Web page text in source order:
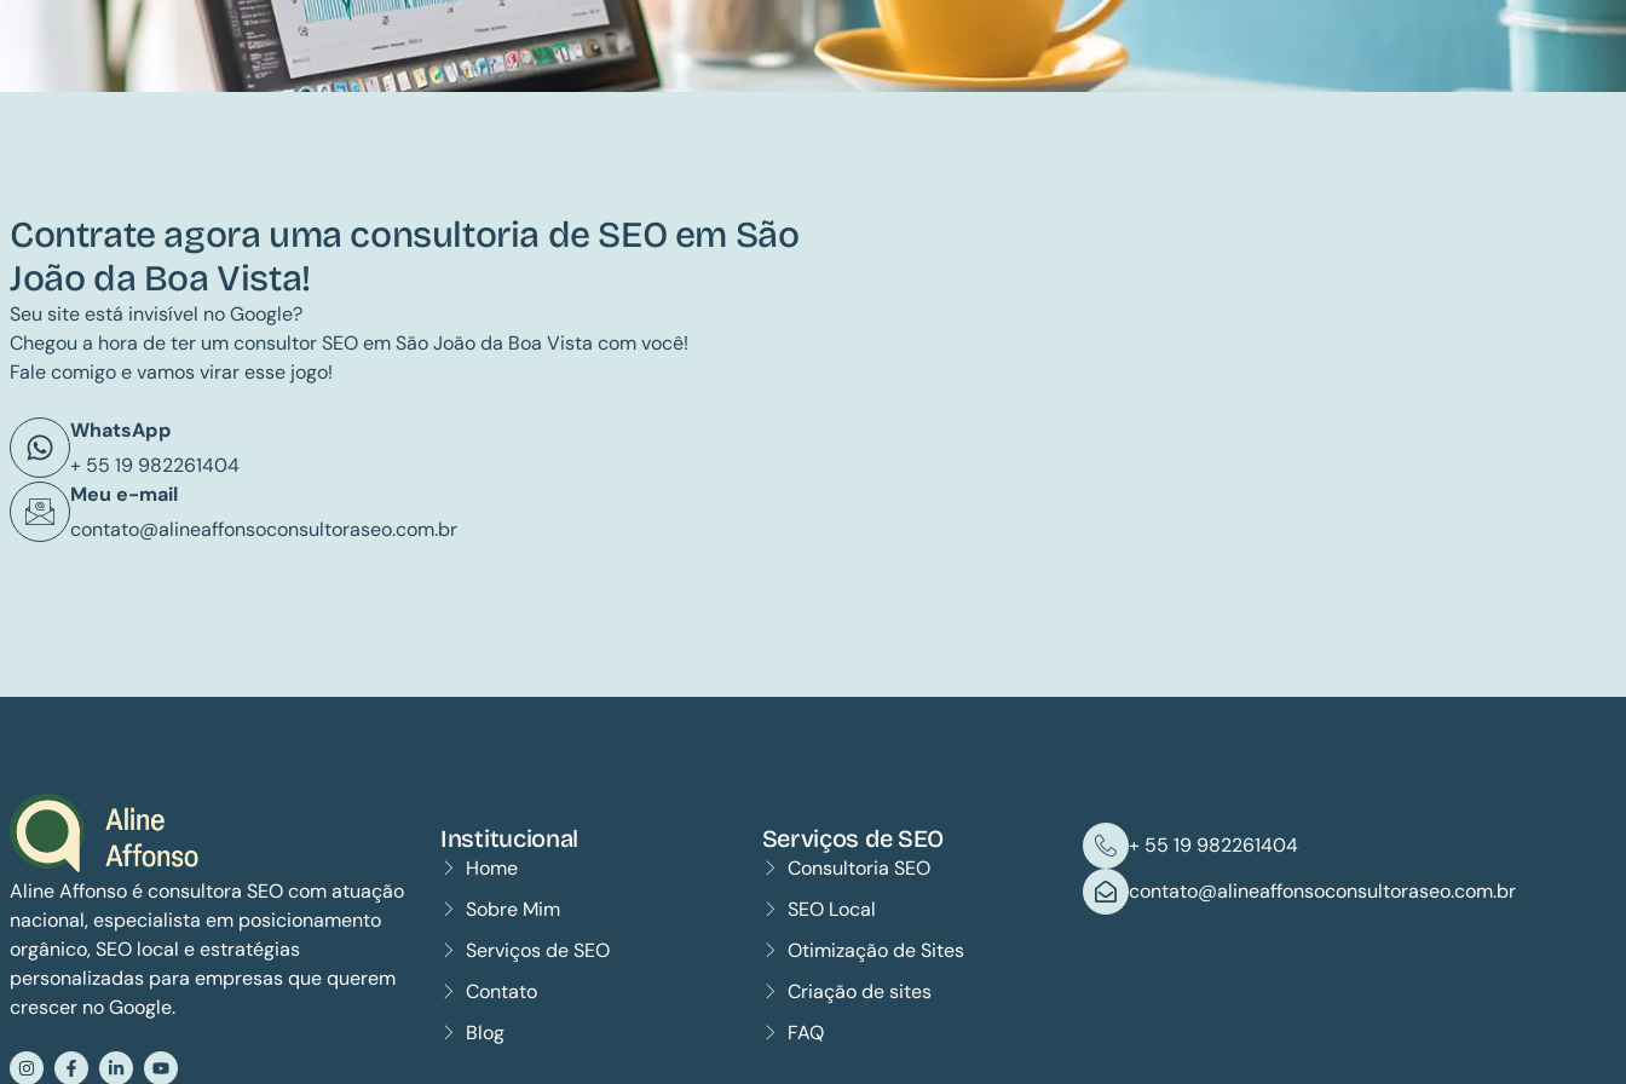
Contrate agora uma consultoria de SEO em São
João da Boa Vista!
Seu site está invisível no Google?
Chegou a hora de ter um consultor SEO em São João da Boa Vista com você!
Fale comigo e vamos virar esse jogo!
WhatsApp
+ 55 19 982261404
Meu e-mail
contato@alineaffonsoconsultoraseo.com.br
Aline Affonso é consultora SEO com atuação
nacional, especialista em posicionamento
orgânico, SEO local e estratégias
personalizadas para empresas que querem
crescer no Google.
Institucional
Home
Sobre Mim
Serviços de SEO
Contato
Blog
Serviços de SEO
Consultoria SEO
SEO Local
Otimização de Sites
Criação de sites
FAQ
+ 55 19 982261404
contato@alineaffonsoconsultoraseo.com.br